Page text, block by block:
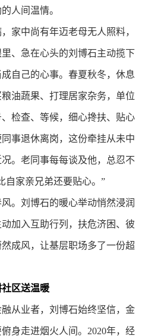
人间温情。
中尚有年迈老母无人照料，
、急在心头的刘博石主动揽下
自己的心事。春夏秋冬，休息
油蔬果、打理居家杂务，单位
检查、等候，细心搀扶、贴心
事退休离岗，这份牵挂从未中
。老同事每每谈及他，总忍不
自家亲兄弟还要贴心。”
刘博石的暖心举动悄然浸润
加入互助行列，扶危济困、彼
成风，让基层职场多了一份超
区送温暖
业者，刘博石始终坚信，金
身走进烟火人间。2020年，经